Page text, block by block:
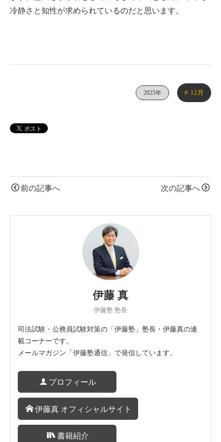
冷静さと知性が求められているのだと思います。
2025年 12月
前の記事へ 次の記事へ
伊藤 真
伊藤塾 塾長
司法試験・公務員試験対策の「伊藤塾」塾長・伊藤真の連
載コーナーです。
メールマガジン「伊藤塾通信」で発信しています。
プロフィール
伊藤真 オフィシャルサイト
書籍紹介